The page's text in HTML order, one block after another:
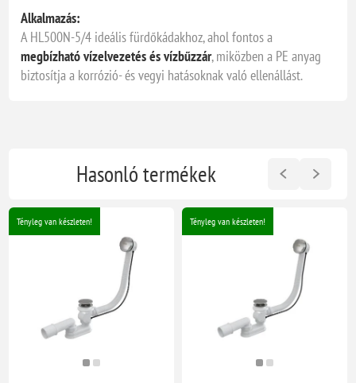
Alkalmazás:
A HL500N-5/4 ideális fürdőkádakhoz, ahol fontos a
megbízható vízelvezetés és vízbűzzár, miközben a PE anyag
biztosítja a korrózió- és vegyi hatásoknak való ellenállást.
Hasonló termékek
Tényleg van készleten! Tényleg van készleten!